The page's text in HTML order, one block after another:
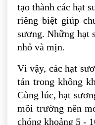
tạo thành các hạt
riêng biệt giúp
sương. Những hạt
nhỏ và mịn.
Vì vậy, các hạt
tán trong không
Cùng lúc, hạt
môi trường nên
chóng khoảng 5 -